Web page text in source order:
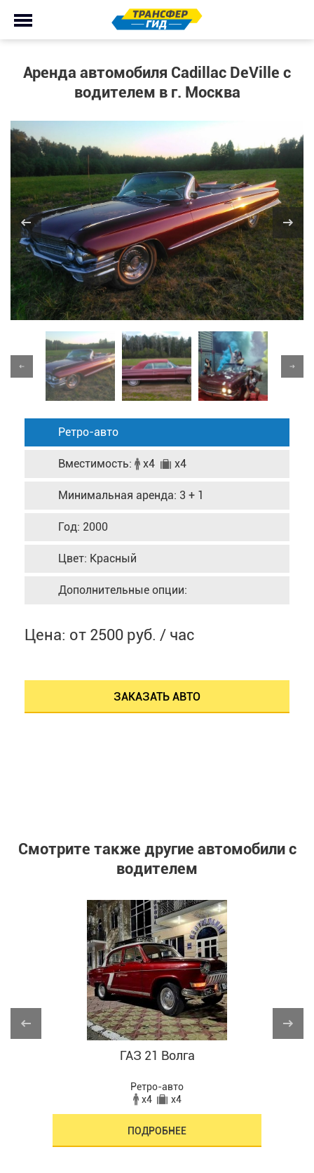
Аренда автомобиля Cadillac DeVille с
водителем в г. Москва
Ретро-авто
Вместимость: x4 x4
Минимальная аренда: 3 + 1
Год: 2000
Цвет: Красный
Дополнительные опции:
Цена: от 2500 руб. / час
ЗАКАЗАТЬ АВТО
Смотрите также другие автомобили с
водителем
ГАЗ 21 Волга
Ретро-авто
x4
x4
ПОДРОБНЕЕ